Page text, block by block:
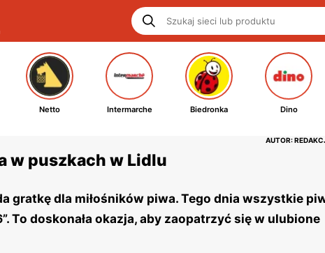
Netto Intermarche Biedronka Dino
AUTOR:
w puszkach w Lidlu
gratkę dla miłośników piwa. Tego dnia wszystkie
To doskonała okazja, aby zaopatrzyć się w ulubione